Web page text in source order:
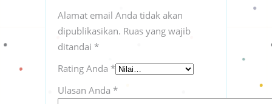
Alamat email Anda tidak akan
dipublikasikan. Ruas yang wajib
ditandai *
Rating Anda *
Ulasan Anda *